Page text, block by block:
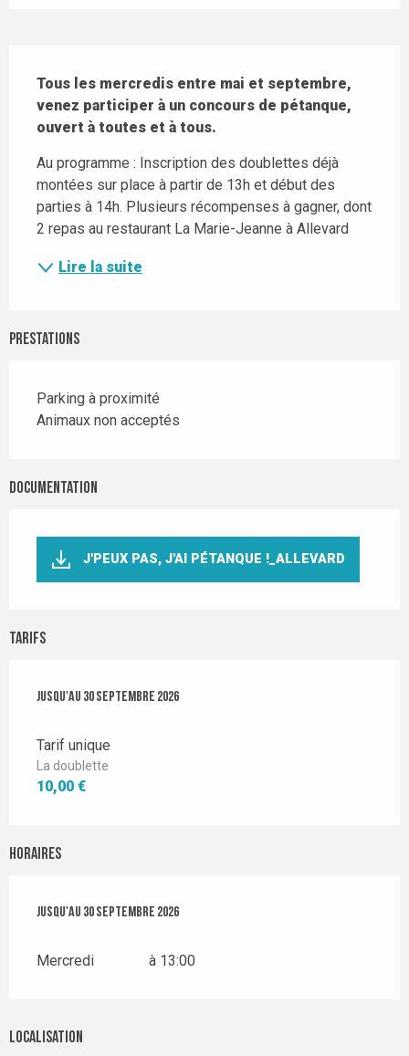
Tous les mercredis entre mai et septembre,
venez participer à un concours de pétanque,
ouvert à toutes et à tous.
Au programme : Inscription des doublettes déjà
montées sur place à partir de 13h et début des
parties à 14h. Plusieurs récompenses à gagner, dont
2 repas au restaurant La Marie-Jeanne à Allevard
Lire la suite
Prestations
Parking à proximité
Animaux non acceptés
Documentation
J'PEUX PAS, J'AI PÉTANQUE !_ALLEVARD
Tarifs
Du6 mai 2026au30 septembre 2026
Jusqu'au 30 septembre 2026
Tarif unique
La doublette
10,00 €
Horaires
Du6 mai 2026au30 septembre 2026
Jusqu'au 30 septembre 2026
Mercredi à 13:00
Localisation